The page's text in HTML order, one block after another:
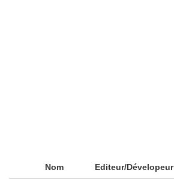
Nom Editeur/Dévelopeur